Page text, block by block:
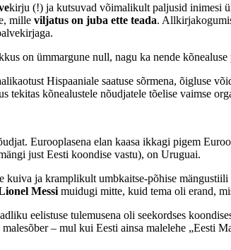
kirju (!) ja kutsuvad võimalikult paljusid inimesi
mille viljatus on juba ette teada.
on ümmargune null, nagu ka nende kõnealuse
Hispaaniale saatuse sõrmena, õigluse
kõnealustele nõudjatele tõelise vaimse
Eurooplasena elan kaasa ikkagi pigem
just Eesti koondise vastu), on Uruguai.
ja kramplikult umbkaitse-põhise
Messi muidugi mitte, kuid tema oli erand,
eelistuse tulemusena oli seekordses
– mul kui Eesti ainsa malelehe „Eesti